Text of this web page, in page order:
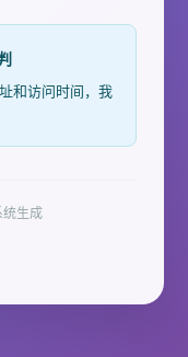
和访问时间，我
统生成